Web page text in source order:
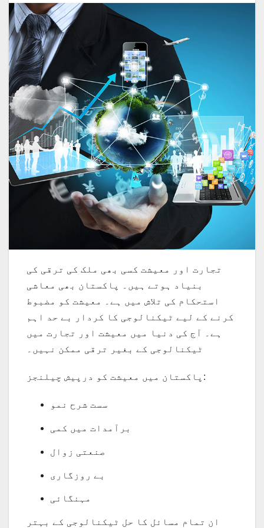
تجارت اور معیشت کسی بھی ملک کی ترقی کی
بنیاد ہوتے ہیں۔ پاکستان بھی معاشی
استحکام کی تلاش میں ہے۔ معیشت کو مضبوط
کرنے کے لیے ٹیکنالوجی کا کردار بے حد اہم
ہے۔ آج کی دنیا میں معیشت اور تجارت میں
ٹیکنالوجی کے بغیر ترقی ممکن نہیں۔
پاکستان میں معیشت کو درپیش چیلنجز:
سست شرح نمو
برآمدات میں کمی
صنعتی زوال
بے روزگاری
مہنگائی
ان تمام مسائل کا حل ٹیکنالوجی کے بہتر